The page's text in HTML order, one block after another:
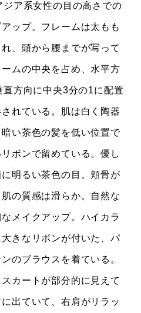
ア系女性の目の高さでの
ップ。フレームは太もも
、頭から腰までが写って
ムの中央を占め、水平方
方向に中央3分の1に配置
れている。肌は白く陶器
い茶色の髪を低い位置で
ボンで留めている。優し
明るい茶色の目。頬骨が
の質感は滑らか。自然な
メイクアップ。ハイカラ
きなリボンが付いた、パ
のブラウスを着ている。
カートが部分的に見えて
出ていて、右肩がリラッ